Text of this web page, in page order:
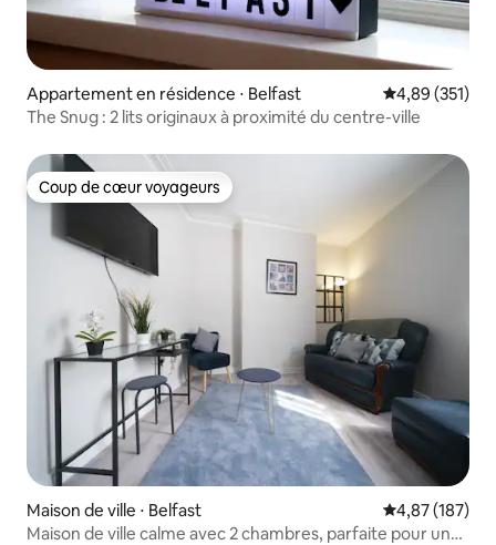
Appartement en résidence ⋅ Belfast Évaluation
4,89 (351)
The Snug : 2 lits originaux à proximité du centre-ville
Coup de cœur voyageurs
Coup de cœur voyageurs
Maison de ville ⋅ Belfast Évaluation
4,87 (187)
Maison de ville calme avec 2 chambres, parfaite pour une